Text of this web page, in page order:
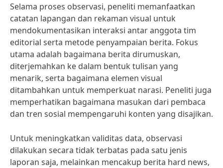
Selama proses observasi, peneliti memanfaatkan
catatan lapangan dan rekaman visual untuk
mendokumentasikan interaksi antar anggota tim
editorial serta metode penyampaian berita. Fokus
utama adalah bagaimana berita dirumuskan,
diterjemahkan ke dalam bentuk tulisan yang
menarik, serta bagaimana elemen visual
ditambahkan untuk memperkuat narasi. Peneliti juga
memperhatikan bagaimana masukan dari pembaca
dan tren sosial mempengaruhi konten yang disajikan.
Untuk meningkatkan validitas data, observasi
dilakukan secara tidak terbatas pada satu jenis
laporan saja, melainkan mencakup berita hard news,